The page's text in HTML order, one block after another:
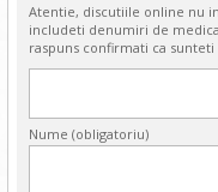
Atentie, discutiile online nu
includeti denumiri de
raspuns confirmati ca
Nume (obligatoriu)